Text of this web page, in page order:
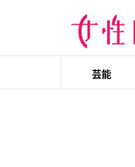
芸能